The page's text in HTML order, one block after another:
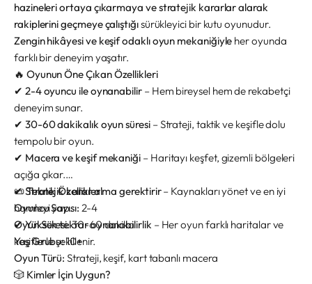
hazineleri ortaya çıkarmaya ve stratejik kararlar alarak
rakiplerini geçmeye çalıştığısürükleyici bir kutu oyunudur.
Zengin hikâyesi ve keşif odaklı oyun mekaniğiyle her oyunda
farklı bir deneyim yaşatır.
🔥 Oyunun Öne Çıkan Özellikleri
✔ 2-4 oyuncu ile oynanabilir– Hem bireysel hem de rekabetçi
deneyim sunar.
✔ 30-60 dakikalık oyun süresi– Strateji, taktik ve keşifle dolu
tempolu bir oyun.
✔ Macera ve keşif mekaniği – Haritayı keşfet, gizemli bölgeleri
açığa çıkar.
✔Stratejik karar alma gerektirir– Kaynakları yönet ve en iyi
hamleyi yap.
✔Yüksek tekrar oynanabilirlik – Her oyun farklı haritalar ve
keşiflerle şekillenir.
📜 Teknik Özellikler
Oyuncu Sayısı: 2-4
Oyun Süresi:30-60 dakika
Yaş Grubu:10+
Oyun Türü: Strateji, keşif, kart tabanlı macera
🎲 Kimler İçin Uygun?